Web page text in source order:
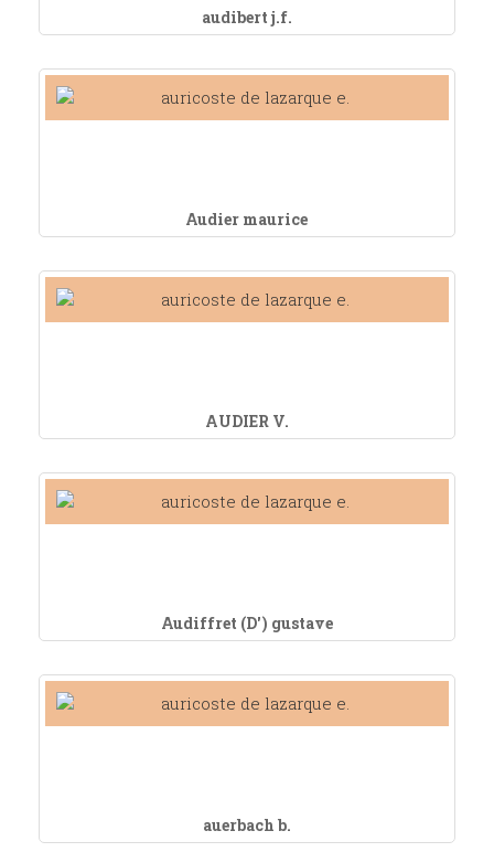
audibert j.f.
Audier maurice
AUDIER V.
Audiffret (D') gustave
auerbach b.